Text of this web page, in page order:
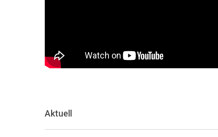
Aktuell